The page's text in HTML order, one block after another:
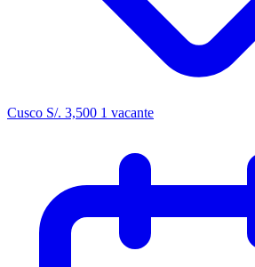
Cusco S/. 3,500 1 vacante